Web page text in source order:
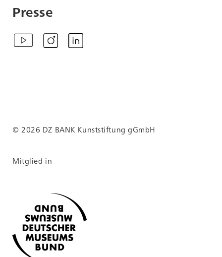
Presse
© 2026 DZ BANK Kunststiftung gGmbH
Mitglied in